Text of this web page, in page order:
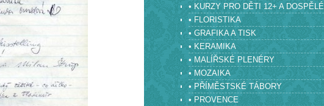
• KURZY PRO DĚTI 12+ A DOSPĚLÉ
• FLORISTIKA
• GRAFIKA A TISK
• KERAMIKA
• MALÍŘSKÉ PLENÉRY
• MOZAIKA
• PŘÍMĚSTSKÉ TÁBORY
• PROVENCE